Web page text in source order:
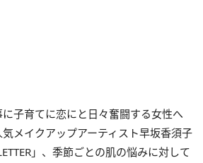
に子育てに恋にと日々奮闘する女性へ
メイクアップアーティスト早坂香須子
」、季節ごとの肌の悩みに対して